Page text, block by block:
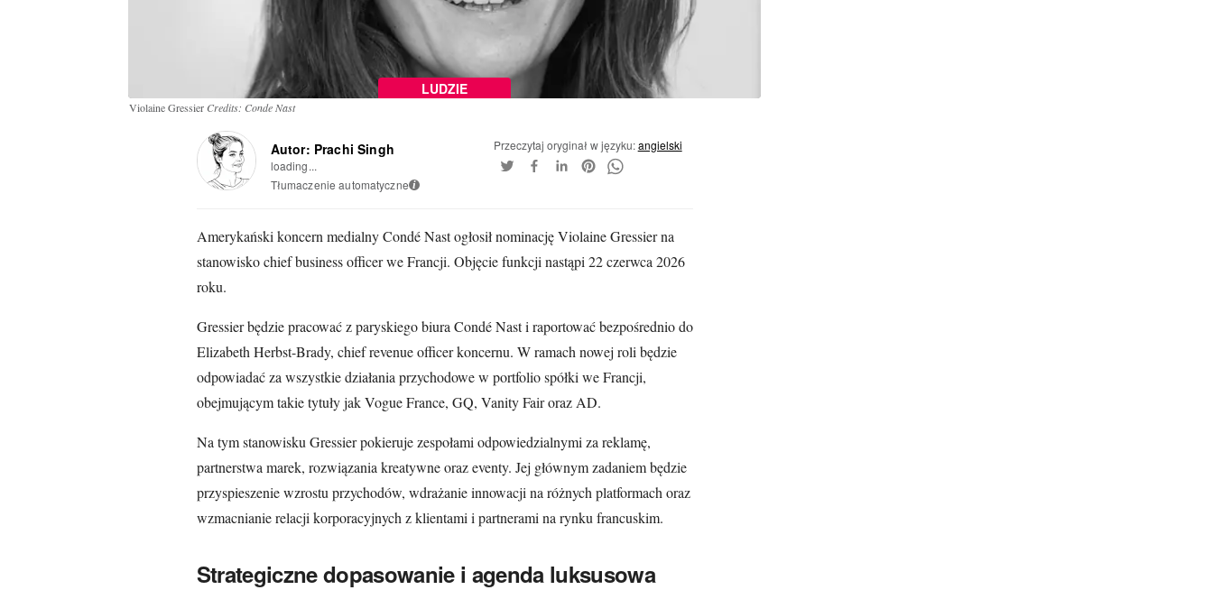
LUDZIE
Violaine Gressier Credits: Conde Nast
Autor: Prachi Singh
loading...
Tłumaczenie automatyczne i
Przeczytaj oryginał w języku:angielski
Amerykański koncern medialny Condé Nast ogłosił nominację Violaine Gressier na
stanowisko chief business officer we Francji. Objęcie funkcji nastąpi 22 czerwca 2026
roku.
Gressier będzie pracować z paryskiego biura Condé Nast i raportować bezpośrednio do
Elizabeth Herbst-Brady, chief revenue officer koncernu. W ramach nowej roli będzie
odpowiadać za wszystkie działania przychodowe w portfolio spółki we Francji,
obejmującym takie tytuły jak Vogue France, GQ, Vanity Fair oraz AD.
Na tym stanowisku Gressier pokieruje zespołami odpowiedzialnymi za reklamę,
partnerstwa marek, rozwiązania kreatywne oraz eventy. Jej głównym zadaniem będzie
przyspieszenie wzrostu przychodów, wdrażanie innowacji na różnych platformach oraz
wzmacnianie relacji korporacyjnych z klientami i partnerami na rynku francuskim.
Strategiczne dopasowanie i agenda luksusowa